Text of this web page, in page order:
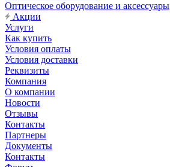
Оптическое оборудование и аксессуары
Акции
Услуги
Как купить
Условия оплаты
Условия доставки
Реквизиты
Компания
О компании
Новости
Отзывы
Контакты
Партнеры
Документы
Контакты